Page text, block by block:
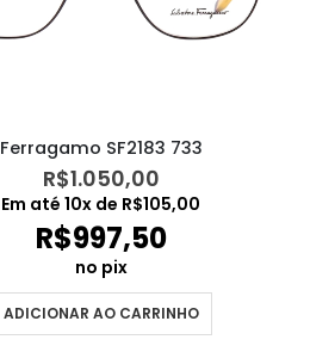
Ferragamo SF2183 733
R$1.050,00
Em até 10x de R$105,00
R$997,50
no pix
ADICIONAR AO CARRINHO